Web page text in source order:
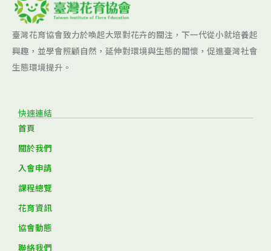
臺灣花育協會致力於喚起大眾對花卉的關注，下一代從小就培養起
興趣，並學會照顧自然，延伸對環境與生態的關懷，促進臺灣社會
生態環境提升。
快速連結
首頁
關於我們
入會申請
課程總覽
花育資訊
協會動態
聯絡我們